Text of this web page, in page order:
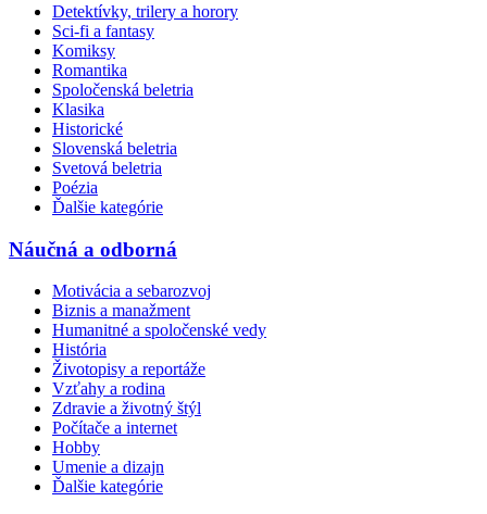
Detektívky, trilery a horory
Sci-fi a fantasy
Komiksy
Romantika
Spoločenská beletria
Klasika
Historické
Slovenská beletria
Svetová beletria
Poézia
Ďalšie kategórie
Náučná a odborná
Motivácia a sebarozvoj
Biznis a manažment
Humanitné a spoločenské vedy
História
Životopisy a reportáže
Vzťahy a rodina
Zdravie a životný štýl
Počítače a internet
Hobby
Umenie a dizajn
Ďalšie kategórie